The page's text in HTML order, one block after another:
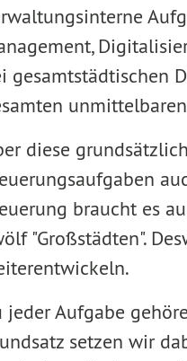
gesamtstädtischen
diese
braucht es
"Großstädten".
jeder Aufgabe
setzen wir